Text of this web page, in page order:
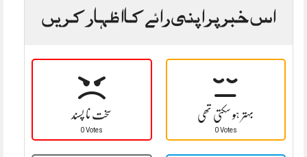
اس خبر پر اپنی رائے کا اظہار کریں
سخت نا پسند
0 Votes
بہتر ہو سکتی تھی
0 Votes